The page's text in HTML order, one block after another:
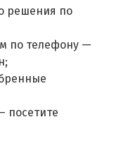
решения по
по телефону —
посетите